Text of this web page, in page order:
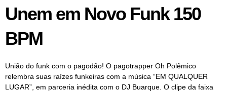
Unem em Novo Funk 150
BPM
União do funk com o pagodão! O pagotrapper Oh Polêmico
relembra suas raízes funkeiras com a música “EM QUALQUER
LUGAR”, em parceria inédita com o DJ Buarque. O clipe da faixa